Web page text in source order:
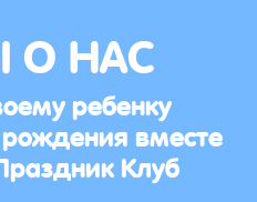
О НАС
ребенку
вместе
Клуб